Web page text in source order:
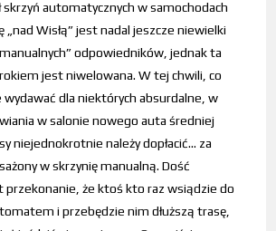
skrzyń automatycznych w samochodach
„nad Wisłą” jest nadal jeszcze niewielki
odpowiedników, jednak ta
jest niwelowana. W tej chwili, co
wydawać dla niektórych absurdalne, w
w salonie nowego auta średniej
niejednokrotnie należy dopłacić… za
w skrzynię manualną. Dość
przekonanie, że ktoś kto raz wsiądzie do
i przebędzie nim dłuższą trasę,